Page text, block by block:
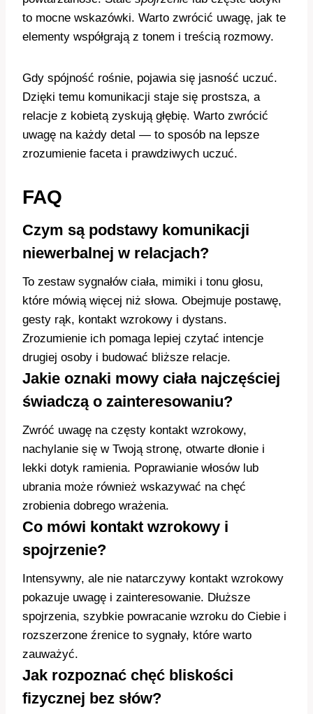
to mocne wskazówki. Warto zwrócić uwagę, jak te
elementy współgrają z tonem i treścią rozmowy.
Gdy spójność rośnie, pojawia się jasność uczuć.
Dzięki temu komunikacji staje się prostsza, a
relacje z kobietą zyskują głębię. Warto zwrócić
uwagę na każdy detal — to sposób na lepsze
zrozumienie faceta i prawdziwych uczuć.
FAQ
Czym są podstawy komunikacji
niewerbalnej w relacjach?
To zestaw sygnałów ciała, mimiki i tonu głosu,
które mówią więcej niż słowa. Obejmuje postawę,
gesty rąk, kontakt wzrokowy i dystans.
Zrozumienie ich pomaga lepiej czytać intencje
drugiej osoby i budować bliższe relacje.
Jakie oznaki mowy ciała najczęściej
świadczą o zainteresowaniu?
Zwróć uwagę na częsty kontakt wzrokowy,
nachylanie się w Twoją stronę, otwarte dłonie i
lekki dotyk ramienia. Poprawianie włosów lub
ubrania może również wskazywać na chęć
zrobienia dobrego wrażenia.
Co mówi kontakt wzrokowy i
spojrzenie?
Intensywny, ale nie natarczywy kontakt wzrokowy
pokazuje uwagę i zainteresowanie. Dłuższe
spojrzenia, szybkie powracanie wzroku do Ciebie i
rozszerzone źrenice to sygnały, które warto
zauważyć.
Jak rozpoznać chęć bliskości
fizycznej bez słów?